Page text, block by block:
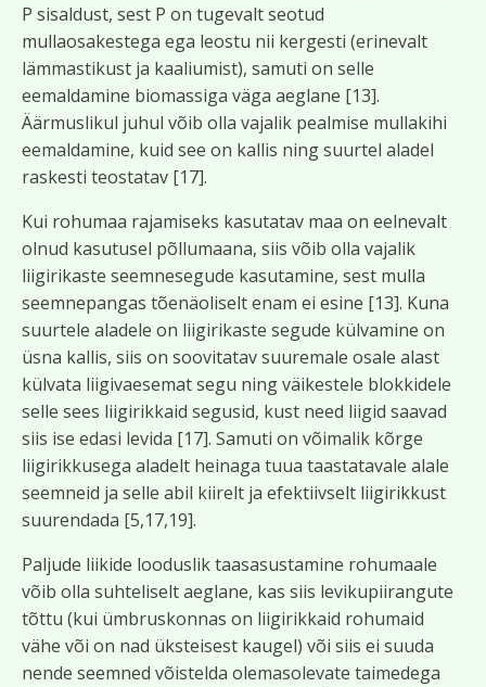
P sisaldust, sest P on tugevalt seotud
mullaosakestega ega leostu nii kergesti (erinevalt
lämmastikust ja kaaliumist), samuti on selle
eemaldamine biomassiga väga aeglane [13].
Äärmuslikul juhul võib olla vajalik pealmise mullakihi
eemaldamine, kuid see on kallis ning suurtel aladel
raskesti teostatav [17].
Kui rohumaa rajamiseks kasutatav maa on eelnevalt
olnud kasutusel põllumaana, siis võib olla vajalik
liigirikaste seemnesegude kasutamine, sest mulla
seemnepangas tõenäoliselt enam ei esine [13]. Kuna
suurtele aladele on liigirikaste segude külvamine on
üsna kallis, siis on soovitatav suuremale osale alast
külvata liigivaesemat segu ning väikestele blokkidele
selle sees liigirikkaid segusid, kust need liigid saavad
siis ise edasi levida [17]. Samuti on võimalik kõrge
liigirikkusega aladelt heinaga tuua taastatavale alale
seemneid ja selle abil kiirelt ja efektiivselt liigirikkust
suurendada [5,17,19].
Paljude liikide looduslik taasasustamine rohumaale
võib olla suhteliselt aeglane, kas siis levikupiirangute
tõttu (kui ümbruskonnas on liigirikkaid rohumaid
vähe või on nad üksteisest kaugel) või siis ei suuda
nende seemned võistelda olemasolevate taimedega